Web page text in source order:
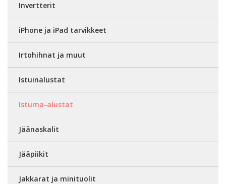
Invertterit
iPhone ja iPad tarvikkeet
Irtohihnat ja muut
Istuinalustat
Istuma-alustat
Jäänaskalit
Jääpiikit
Jakkarat ja minituolit